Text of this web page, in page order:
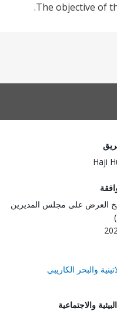
The objective of
Haji
العرض على مجلس المديرين
والبحر الكاريبي
والاجتماعية